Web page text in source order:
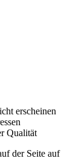
erscheinen
Qualität
der Seite auf